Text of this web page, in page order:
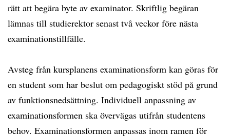
rätt att begära byte av examinator. Skriftlig begäran
lämnas till studierektor senast två veckor före nästa
examinationstillfälle.
Avsteg från kursplanens examinationsform kan göras för
en student som har beslut om pedagogiskt stöd på grund
av funktionsnedsättning. Individuell anpassning av
examinationsformen ska övervägas utifrån studentens
behov. Examinationsformen anpassas inom ramen för